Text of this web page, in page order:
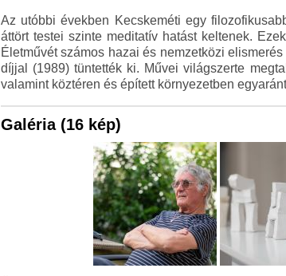
Az utóbbi években Kecskeméti egy
áttört testei szinte meditatív hatást keltenek.
Életművét számos hazai és nemzetközi
díjjal (1989) tüntették ki. Művei világszerte
valamint köztéren és épített környezetben
Galéria (16 kép)